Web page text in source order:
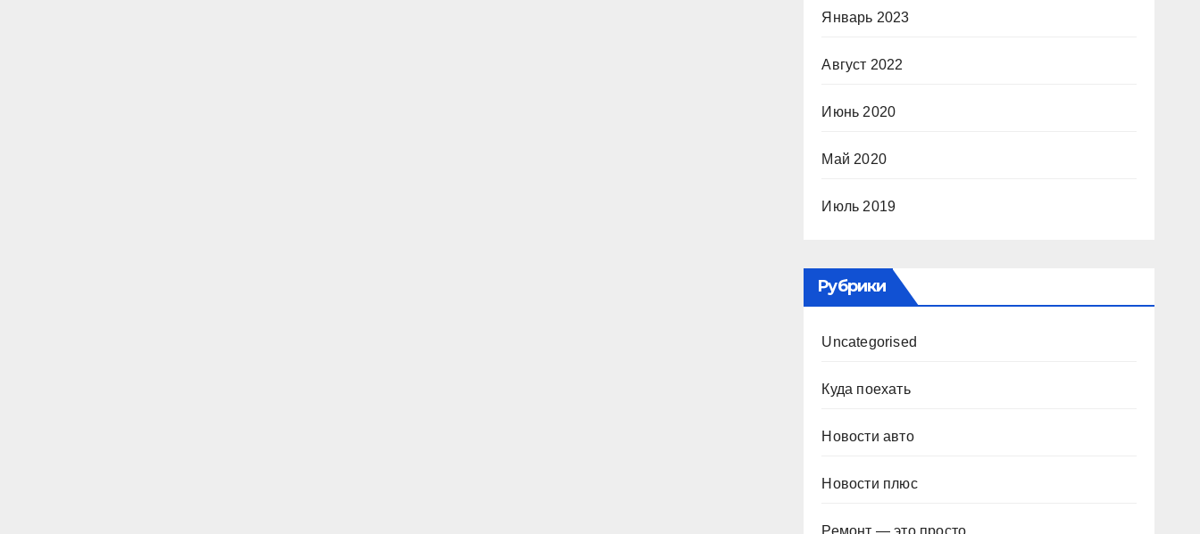
Январь 2023
Август 2022
Июнь 2020
Май 2020
Июль 2019
Рубрики
Uncategorised
Куда поехать
Новости авто
Новости плюс
Ремонт — это просто